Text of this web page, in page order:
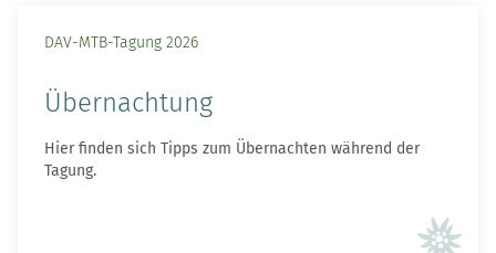
DAV-MTB-Tagung 2026
Übernachtung
Hier finden sich Tipps zum Übernachten während der
Tagung.